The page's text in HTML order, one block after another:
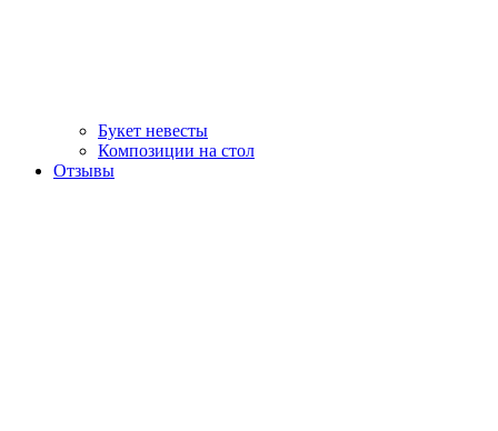
Букет невесты
Композиции на стол
Отзывы